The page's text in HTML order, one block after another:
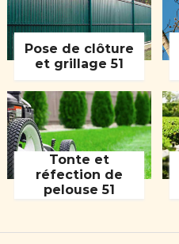
Pose de clôture
et grillage 51
Tonte et
réfection de
pelouse 51